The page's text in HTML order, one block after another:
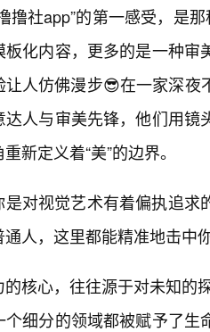
撸社app”的第一感受，是
板化内容，更多的是一种
让人仿佛漫步😎在一家深
达人与审美先锋，他们用
新定义着“美”的边界。
是对视觉艺术有着偏执追
通人，这里都能精准地击中
的核心，往往源于对未知的
个细分的领域都被赋予了